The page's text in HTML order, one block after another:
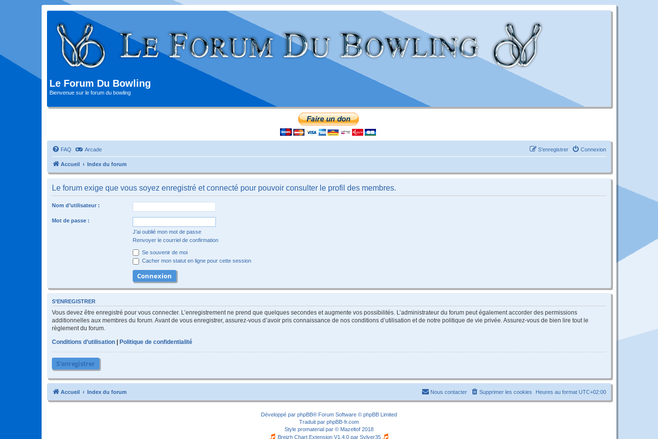
Le Forum Du Bowling
Bienvenue sur le forum du bowling
FAQ Arcade Connexion
S’enregistrer
Accueil Index du forum
Le forum exige que vous soyez enregistré et connecté pour pouvoir consulter le profil des membres.
Nom d’utilisateur :
Mot de passe :
J’ai oublié mon mot de passe
Renvoyer le courriel de confirmation
Se souvenir de moi
Cacher mon statut en ligne pour cette session
S’ENREGISTRER
Vous devez être enregistré pour vous connecter. L’enregistrement ne prend que quelques secondes et augmente vos possibilités. L’administrateur du forum peut également accorder des permissions
additionnelles aux membres du forum. Avant de vous enregistrer, assurez-vous d’avoir pris connaissance de nos conditions d’utilisation et de notre politique de vie privée. Assurez-vous de bien lire tout le
règlement du forum.
Conditions d’utilisation
Politique de confidentialité
S’enregistrer
Accueil Index du forum Heures au format UTC+02:00
Supprimer les cookies
Nous contacter
Développé par phpBB® Forum Software © phpBB Limited
Traduit par phpBB-fr.com
Style promaterial par © Mazeltof 2018
Breizh Chart Extension V1.4.0 par Sylver35